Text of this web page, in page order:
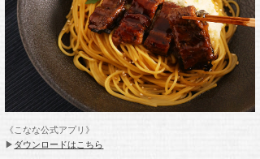
《こなな公式アプリ》
▶ ダウンロードはこちら